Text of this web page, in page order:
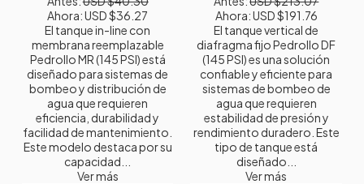
Ahora:USD $36.27
El tanque in-line con
membrana reemplazable
Pedrollo MR (145 PSI) está
diseñado para sistemas de
bombeo y distribución de
agua que requieren
eficiencia, durabilidad y
facilidad de mantenimiento.
Este modelo destaca por su
capacidad...
Ver más
Ahora:USD $191.76
El tanque vertical de
diafragma fijo Pedrollo DF
(145 PSI) es una solución
confiable y eficiente para
sistemas de bombeo de
agua que requieren
estabilidad de presión y
rendimiento duradero. Este
tipo de tanque está
diseñado...
Ver más